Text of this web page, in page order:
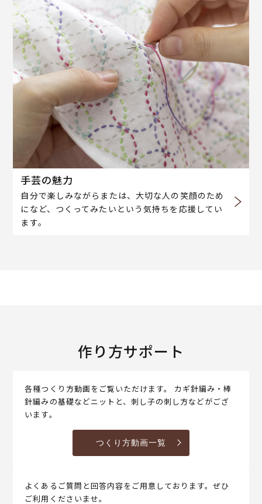
手芸の魅力
自分で楽しみながらまたは、大切な人の笑顔のため
になど、つくってみたいという気持ちを応援してい
ます。
作り方サポート
各種つくり方動画をご覧いただけます。 カギ針編み・棒
針編みの基礎などニットと、刺し子の刺し方などがござ
います。
つくり方動画一覧
よくあるご質問と回答内容をご用意しております。ぜひ
ご利用くださいませ。